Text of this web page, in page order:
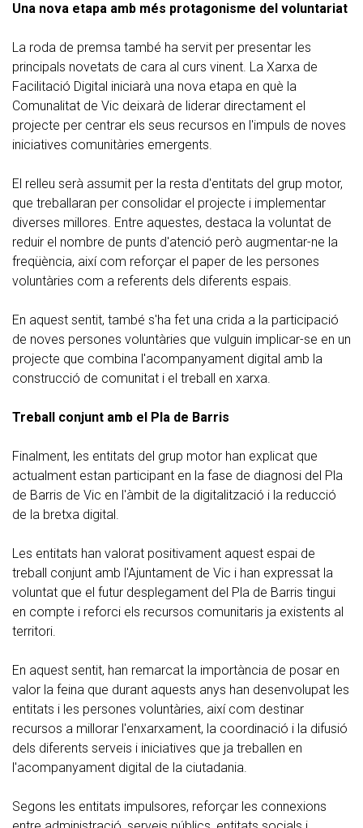
Una nova etapa amb més protagonisme del voluntariat
La roda de premsa també ha servit per presentar les
principals novetats de cara al curs vinent. La Xarxa de
Facilitació Digital iniciarà una nova etapa en què la
Comunalitat de Vic deixarà de liderar directament el
projecte per centrar els seus recursos en l'impuls de noves
iniciatives comunitàries emergents.
El relleu serà assumit per la resta d'entitats del grup motor,
que treballaran per consolidar el projecte i implementar
diverses millores. Entre aquestes, destaca la voluntat de
reduir el nombre de punts d'atenció però augmentar-ne la
freqüència, així com reforçar el paper de les persones
voluntàries com a referents dels diferents espais.
En aquest sentit, també s'ha fet una crida a la participació
de noves persones voluntàries que vulguin implicar-se en un
projecte que combina l'acompanyament digital amb la
construcció de comunitat i el treball en xarxa.
Treball conjunt amb el Pla de Barris
Finalment, les entitats del grup motor han explicat que
actualment estan participant en la fase de diagnosi del Pla
de Barris de Vic en l'àmbit de la digitalització i la reducció
de la bretxa digital.
Les entitats han valorat positivament aquest espai de
treball conjunt amb l'Ajuntament de Vic i han expressat la
voluntat que el futur desplegament del Pla de Barris tingui
en compte i reforci els recursos comunitaris ja existents al
territori.
En aquest sentit, han remarcat la importància de posar en
valor la feina que durant aquests anys han desenvolupat les
entitats i les persones voluntàries, així com destinar
recursos a millorar l'enxarxament, la coordinació i la difusió
dels diferents serveis i iniciatives que ja treballen en
l'acompanyament digital de la ciutadania.
Segons les entitats impulsores, reforçar les connexions